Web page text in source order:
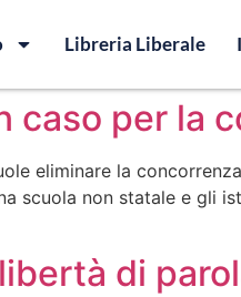
Libreria Liberale
caso per la
eliminare la
scuola non statale e gli
di